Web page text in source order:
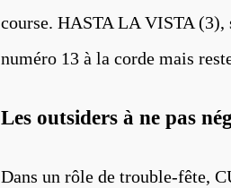
course. HASTA LA VISTA (3),
numéro 13 à la corde mais
Les outsiders à ne pas
Dans un rôle de trouble-fête,